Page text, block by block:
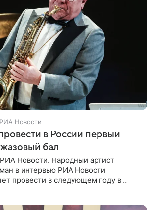
Новости
в России первый
бал
Новости. Народный артист
в интервью РИА Новости
провести в следующем году в